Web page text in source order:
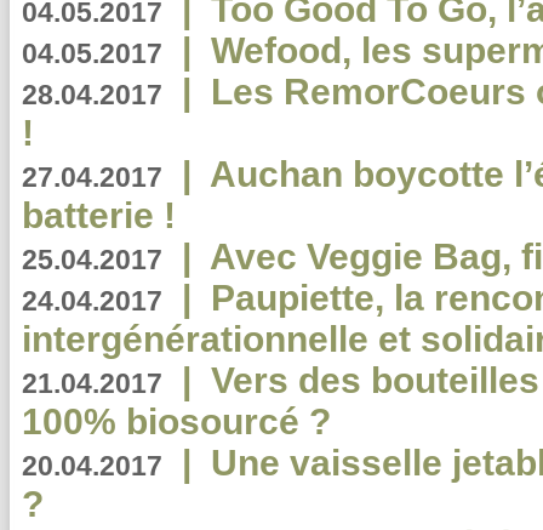
04.05.2017 | Too Good To Go,
04.05.2017 | Wefood, les
28.04.2017 | Les RemorCoeurs
!
27.04.2017 | Auchan boycotte
batterie !
25.04.2017 | Avec Veggie Bag,
24.04.2017 | Paupiette, la
intergénérationnelle et
21.04.2017 | Vers des
100% biosourcé ?
20.04.2017 | Une vaisselle
?